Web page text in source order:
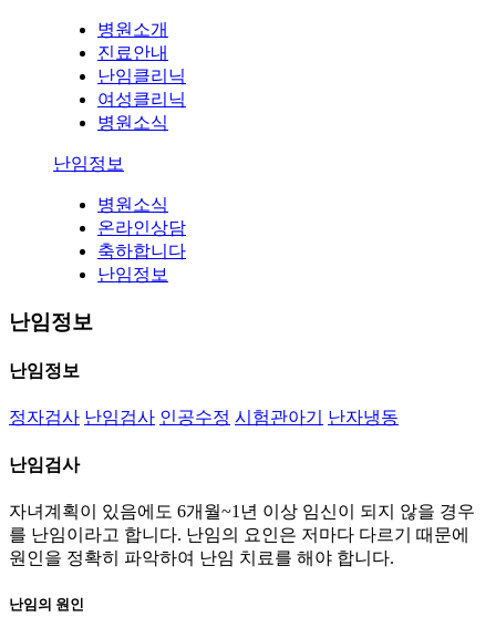
병원소개
진료안내
난임클리닉
여성클리닉
병원소식
난임정보
병원소식
온라인상담
축하합니다
난임정보
난임정보
난임정보
정자검사 난임검사 인공수정 시험관아기 난자냉동
난임검사
자녀계획이 있음에도 6개월~1년 이상 임신이 되지 않을 경우
를 난임이라고 합니다. 난임의 요인은 저마다 다르기 때문에
원인을 정확히 파악하여 난임 치료를 해야 합니다.
난임의 원인